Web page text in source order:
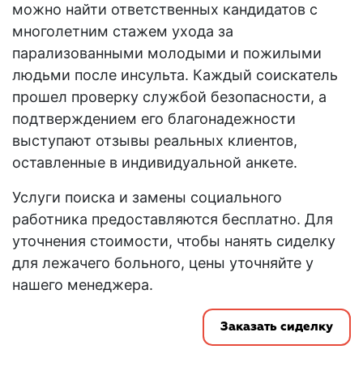
можно найти ответственных кандидатов с
многолетним стажем ухода за
парализованными молодыми и пожилыми
людьми после инсульта. Каждый соискатель
прошел проверку службой безопасности, а
подтверждением его благонадежности
выступают отзывы реальных клиентов,
оставленные в индивидуальной анкете.
Услуги поиска и замены социального
работника предоставляются бесплатно. Для
уточнения стоимости, чтобы нанять сиделку
для лежачего больного, цены уточняйте у
нашего менеджера.
Заказать сиделку